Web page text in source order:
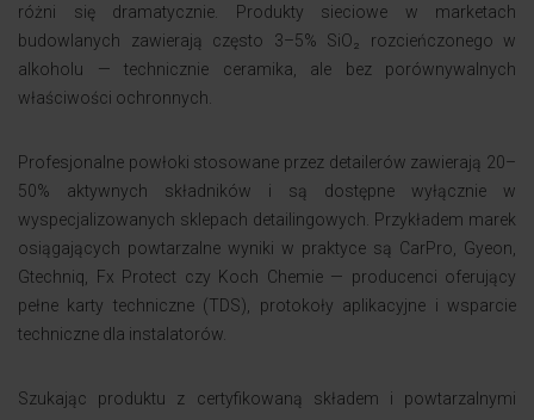
różni się dramatycznie. Produkty sieciowe w marketach
budowlanych zawierają często 3–5% SiO₂ rozcieńczonego w
alkoholu — technicznie ceramika, ale bez porównywalnych
właściwości ochronnych.
Profesjonalne powłoki stosowane przez detailerów zawierają 20–
50% aktywnych składników i są dostępne wyłącznie w
wyspecjalizowanych sklepach detailingowych. Przykładem marek
osiągających powtarzalne wyniki w praktyce są CarPro, Gyeon,
Gtechniq, Fx Protect czy Koch Chemie — producenci oferujący
pełne karty techniczne (TDS), protokoły aplikacyjne i wsparcie
techniczne dla instalatorów.
Szukając produktu z certyfikowaną składem i powtarzalnymi